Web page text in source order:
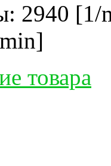
2940 [1/
товара